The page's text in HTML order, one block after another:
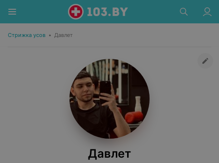
Стрижка усов • Давлет
Давлет